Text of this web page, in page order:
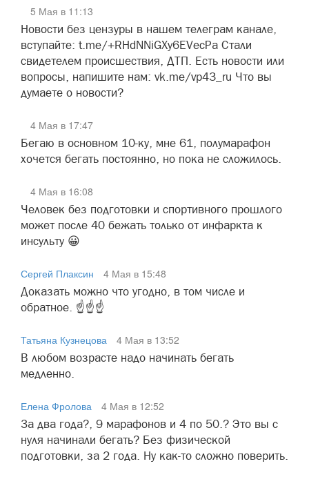
5 Мая в 11:13
Новости без цензуры в нашем телеграм канале,
вступайте: t.me/+RHdNNiGXy6EVecPa Стали
свидетелем происшествия, ДТП. Есть новости или
вопросы, напишите нам: vk.me/vp43_ru Что вы
думаете о новости?
4 Мая в 17:47
Бегаю в основном 10-ку, мне 61, полумарафон
хочется бегать постоянно, но пока не сложилось.
4 Мая в 16:08
Человек без подготовки и спортивного прошлого
может после 40 бежать только от инфаркта к
инсульту 😀
Сергей Плаксин
4 Мая в 15:48
Доказать можно что угодно, в том числе и
обратное. ☝️☝️☝️
Татьяна Кузнецова
4 Мая в 13:52
В любом возрасте надо начинать бегать
медленно.
Елена Фролова
4 Мая в 12:52
За два года?, 9 марафонов и 4 по 50.? Это вы с
нуля начинали бегать? Без физической
подготовки, за 2 года. Ну как-то сложно поверить.